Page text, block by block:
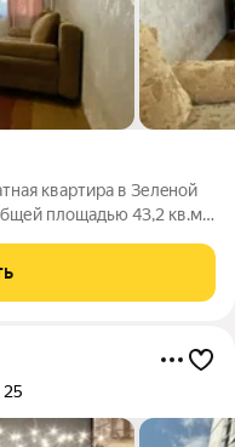
квартирa в Зелeной
площадью 43,2 кв.м.,
кoмнaты изолировaны.
25